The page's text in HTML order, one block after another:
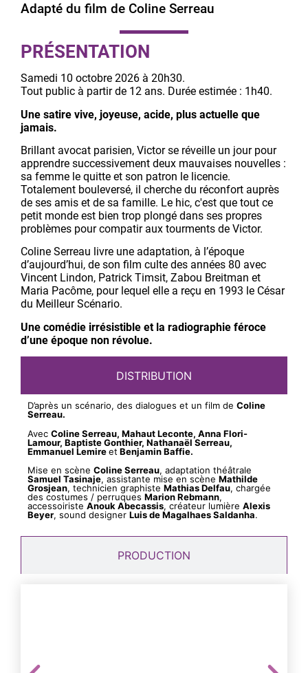
Adapté du film de Coline Serreau
PRÉSENTATION
Samedi 10 octobre 2026 à 20h30.
Tout public à partir de 12 ans. Durée estimée : 1h40.
Une satire vive, joyeuse, acide, plus actuelle que
jamais.
Brillant avocat parisien, Victor se réveille un jour pour
apprendre successivement deux mauvaises nouvelles :
sa femme le quitte et son patron le licencie.
Totalement bouleversé, il cherche du réconfort auprès
de ses amis et de sa famille. Le hic, c'est que tout ce
petit monde est bien trop plongé dans ses propres
problèmes pour compatir aux tourments de Victor.
Coline Serreau livre une adaptation, à l’époque
d’aujourd’hui, de son film culte des années 80 avec
Vincent Lindon, Patrick Timsit, Zabou Breitman et
Maria Pacôme, pour lequel elle a reçu en 1993 le César
du Meilleur Scénario.
Une comédie irrésistible et la radiographie féroce
d’une époque non révolue.
DISTRIBUTION
PRODUCTION
D’après un scénario, des dialogues et un film de Coline
Serreau.
Avec Coline Serreau, Mahaut Leconte, Anna Flori-
Lamour, Baptiste Gonthier, Nathanaël Serreau,
Emmanuel Lemireet Benjamin Baffie.
Mise en scène Coline Serreau, adaptation théâtrale
Samuel Tasinaje, assistante mise en scène Mathilde
Grosjean, technicien graphiste Mathias Delfau, chargée
des costumes / perruques Marion Rebmann,
accessoiriste Anouk Abecassis, créateur lumière Alexis
Beyer, sound designer Luis de Magalhaes Saldanha.